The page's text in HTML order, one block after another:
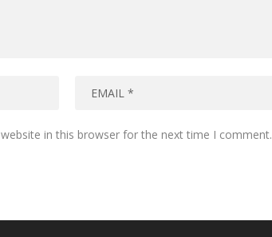
in this browser for the next time I comment.